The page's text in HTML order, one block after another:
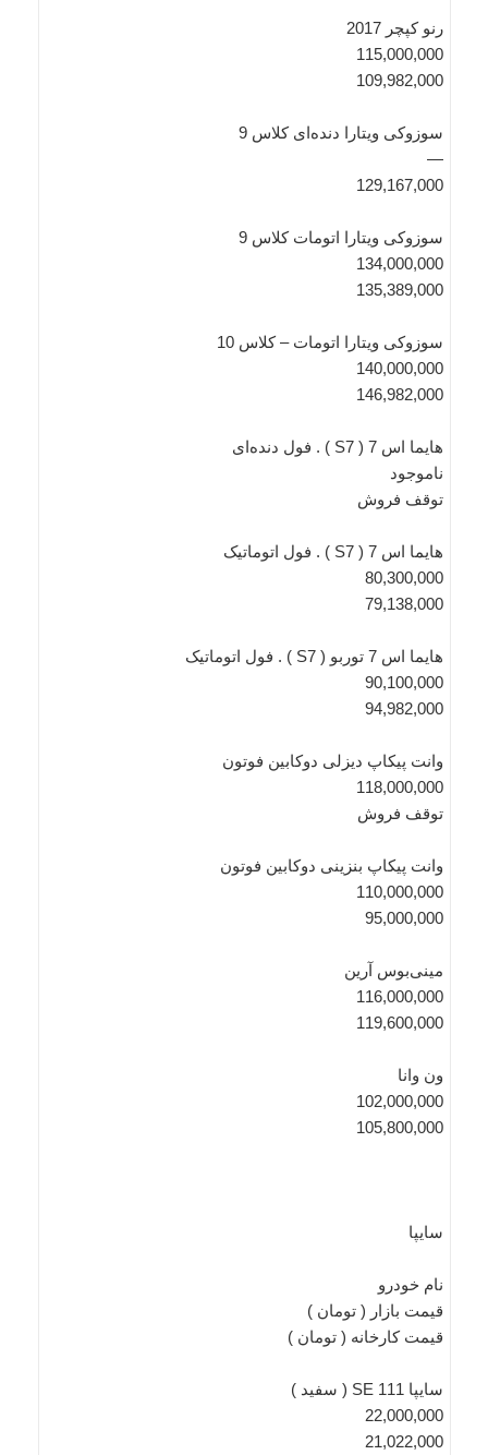
رنو کپچر 2017
115,000,000
109,982,000
سوزوکی ویتارا دنده‌ای کلاس 9
—
129,167,000
سوزوکی ویتارا اتومات کلاس 9
134,000,000
135,389,000
سوزوکی ویتارا اتومات – کلاس 10
140,000,000
146,982,000
هایما اس 7 ( S7 ) . فول دنده‌ای
ناموجود
توقف فروش
هایما اس 7 ( S7 ) . فول اتوماتیک
80,300,000
79,138,000
هایما اس 7 توربو ( S7 ) . فول اتوماتیک
90,100,000
94,982,000
وانت پیکاپ دیزلی دوکابین فوتون
118,000,000
توقف فروش
وانت پیکاپ بنزینی دوکابین فوتون
110,000,000
95,000,000
مینی‌بوس آرین
116,000,000
119,600,000
ون وانا
102,000,000
105,800,000
سایپا
نام خودرو
قیمت بازار ( تومان )
قیمت کارخانه ( تومان )
سایپا 111 SE ( سفید )
22,000,000
21,022,000